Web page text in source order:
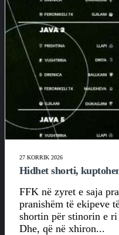
27 KORRIK 2026
Hidhet shorti,
FFK në zyret e saja
pranishëm të ekipeve
shortin për stinorin e ri
Dhe, që në xhiron...